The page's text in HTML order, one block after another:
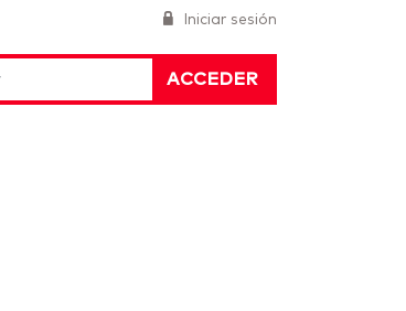
Iniciar sesión
ACCEDER